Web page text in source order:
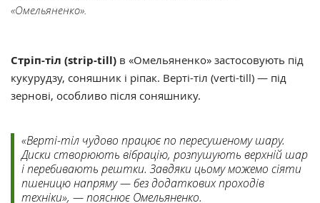
«Омельяненко».
Стріп-тіл (strip-till) в «Омельяненко» застосовують під
кукурудзу, соняшник і ріпак. Верті-тіл (verti-till) — під
зернові, особливо після соняшнику.
«Верті-тіл чудово працює по пересушеному шару.
Диски створюють вібрацію, розпушують верхній шар
і перебивають рештки. Завдяки цьому можемо сіяти
пшеницю напряму — без додаткових проходів
техніки», — пояснює Омельяненко.